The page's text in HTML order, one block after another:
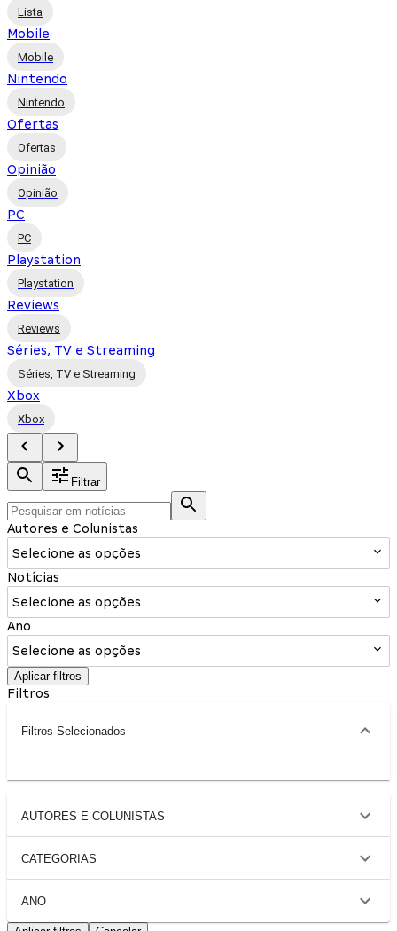
Lista
Mobile
Mobile
Nintendo
Nintendo
Ofertas
Ofertas
Opinião
Opinião
PC
PC
Playstation
Playstation
Reviews
Reviews
Séries, TV e Streaming
Séries, TV e Streaming
Xbox
Xbox
Filtrar
Autores e Colunistas
Selecione as opções
Notícias
Selecione as opções
Ano
Selecione as opções
Aplicar filtros
Filtros
Filtros Selecionados
AUTORES E COLUNISTAS
CATEGORIAS
ANO